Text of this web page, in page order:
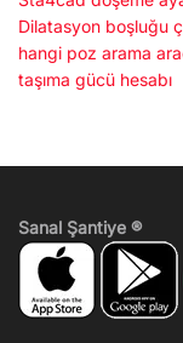
Dilatasyon boşluğu
hangi poz arama
taşıma gücü hesabı
Sanal Şantiye ®